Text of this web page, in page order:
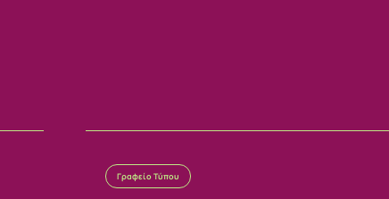
Γραφείο Τύπου